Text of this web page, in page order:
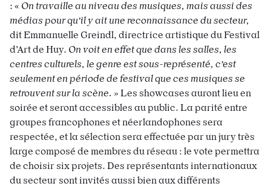
: « On travaille au niveau des musiques, mais aussi des
médias pour qu’il y ait une reconnaissance du secteur,
dit Emmanuelle Greindl, directrice artistique du Festival
d’Art de Huy. On voit en effet que dans les salles, les
centres culturels, le genre est sous-représenté, c’est
seulement en période de festival que ces musiques se
retrouvent sur la scène. » Les showcases auront lieu en
soirée et seront accessibles au public. La parité entre
groupes francophones et néerlandophones sera
respectée, et la sélection sera effectuée par un jury très
large composé de membres du réseau : le vote permettra
de choisir six projets. Des représentants internationaux
du secteur sont invités aussi bien aux différents